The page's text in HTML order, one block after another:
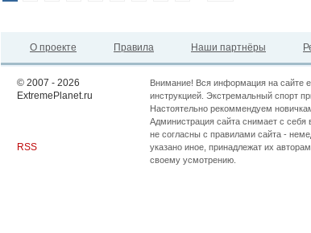
О проекте Правила Наши партнёры
© 2007 - 2026
ExtremePlanet.ru
RSS
Внимание! Вся информация на сайте
инструкцией. Экстремальный спорт
Настоятельно рекоммендуем
Администрация сайта снимает с
не согласны с правилами сайта -
указано иное, принадлежат их
своему усмотрению.